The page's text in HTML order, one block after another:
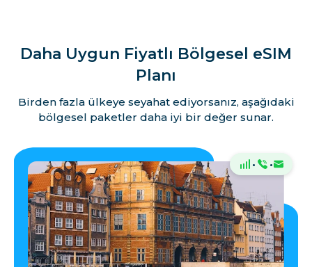
Daha Uygun Fiyatlı Bölgesel eSIM
Planı
Birden fazla ülkeye seyahat ediyorsanız, aşağıdaki
bölgesel paketler daha iyi bir değer sunar.
· ·